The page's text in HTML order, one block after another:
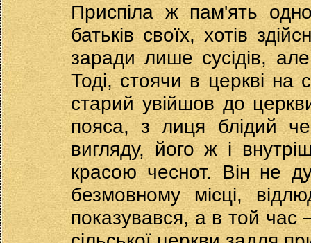
Приспіла ж пам'ять
батьків своїх, хотів
заради лише сусідів,
Тоді, стоячи в церкві на
старий увійшов до
пояса, з лиця блідий
вигляду, його ж і
красою чеснот. Він не
безмовному місці,
показувався, а в той